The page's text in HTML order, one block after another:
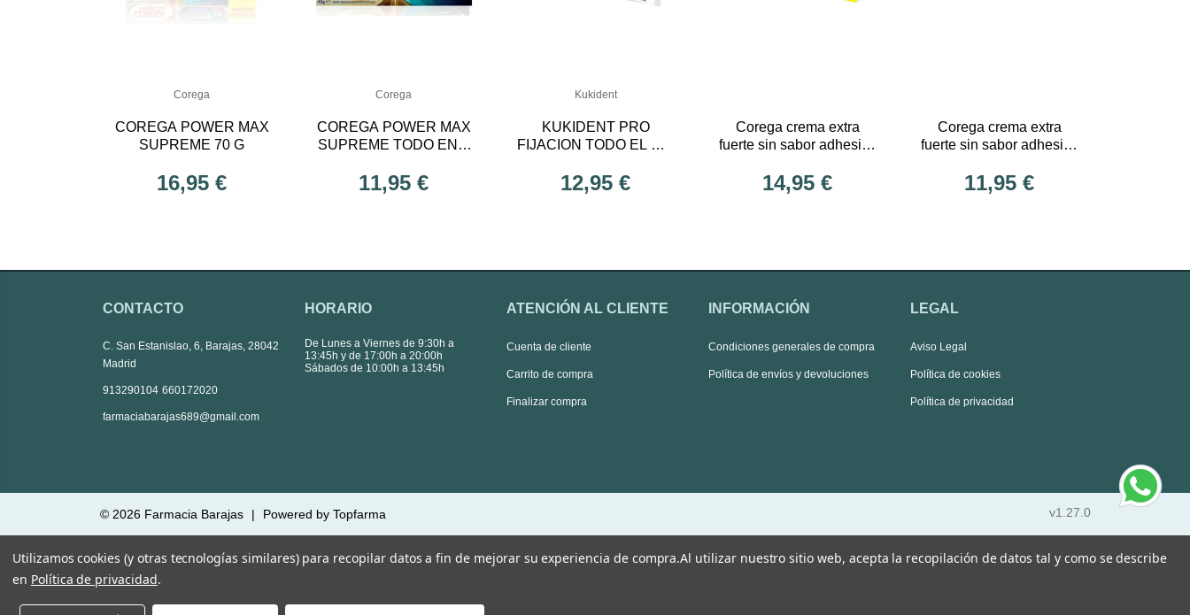
Corega
COREGA POWER MAX
SUPREME 70 G
16,95 €
Corega
COREGA POWER MAX
SUPREME TODO EN 1
11,95 €
Kukident
KUKIDENT PRO
FIJACION TODO EL DIA
12,95 €
Corega crema extra
fuerte sin sabor adhesivo
14,95 €
Corega crema extra
fuerte sin sabor adhesivo
11,95 €
CONTACTO
C. San Estanislao, 6, Barajas, 28042
Madrid
913290104 660172020
farmaciabarajas689@gmail.com
HORARIO
De Lunes a Viernes de 9:30h a
13:45h y de 17:00h a 20:00h
Sábados de 10:00h a 13:45h
ATENCIÓN AL CLIENTE
Cuenta de cliente
Carrito de compra
Finalizar compra
INFORMACIÓN
Condiciones generales de compra
Política de envíos y devoluciones
LEGAL
Aviso Legal
Política de cookies
Política de privacidad
© 2026 Farmacia Barajas | Powered by Topfarma v1.27.0
Utilizamos cookies (y otras tecnologías similares) para recopilar datos a fin de mejorar su experiencia de compra.Al utilizar nuestro sitio web, acepta la recopilación de datos tal y como se describe
en Política de privacidad.